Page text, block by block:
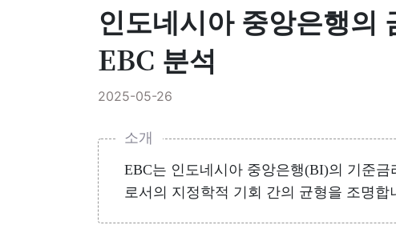
인도네시아 중앙은행의
EBC 분석
2025-05-26
소개
EBC는 인도네시아 중앙은행(BI)의 기준
로서의 지정학적 기회 간의 균형을 조명합